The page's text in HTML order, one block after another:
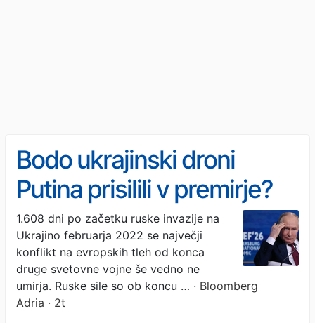
Bodo ukrajinski droni
Putina prisilili v premirje?
1.608 dni po začetku ruske invazije na
Ukrajino februarja 2022 se največji
konflikt na evropskih tleh od konca
druge svetovne vojne še vedno ne
umirja. Ruske sile so ob koncu … · Bloomberg
Adria · 2t